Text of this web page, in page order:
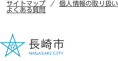
サイトマップ 個人情報の取り扱い
よくある質問